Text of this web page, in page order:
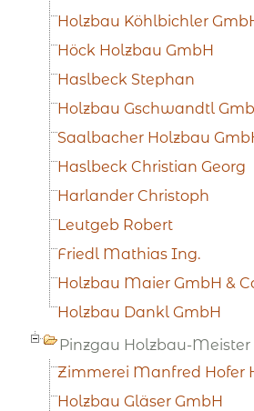
Holzbau Köhlbichler
Höck Holzbau GmbH
Haslbeck Stephan
Holzbau Gschwandtl
Saalbacher Holzbau
Haslbeck Christian Georg
Harlander Christoph
Leutgeb Robert
Friedl Mathias Ing.
Holzbau Maier GmbH &
Holzbau Dankl GmbH
Pinzgau Holzbau-Meister
Zimmerei Manfred Hofer
Holzbau Gläser GmbH